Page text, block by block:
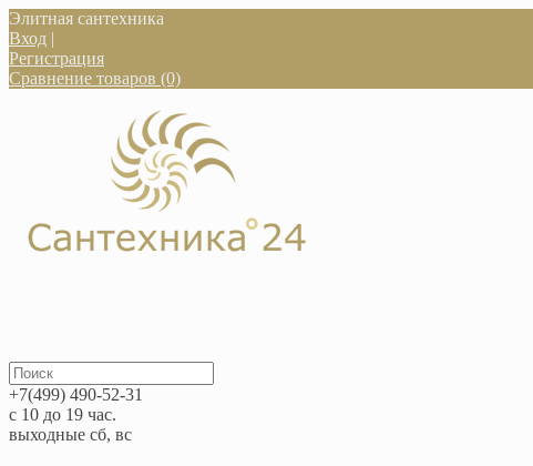
Элитная сантехника
Вход |
Регистрация
Сравнение товаров (0)
+7(499) 490-52-31
с 10 до 19 час.
выходные сб, вс